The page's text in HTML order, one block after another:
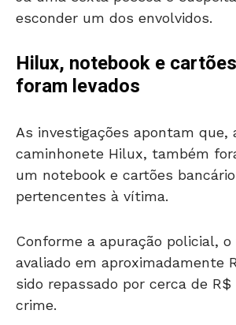
esconder um dos envolvidos.
Hilux, notebook e
foram levados
As investigações apontam que,
caminhonete Hilux, também
um notebook e cartões
pertencentes à vítima.
Conforme a apuração policial, o
avaliado em aproximadamente
sido repassado por cerca de
crime.